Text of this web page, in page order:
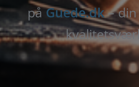
påGuede.dk– din